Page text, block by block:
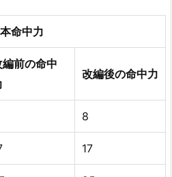
命中力
編前の命中
改編後の命中力
8
17